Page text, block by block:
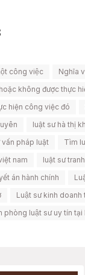
công việc
Nghĩa
không được thực
hiện công việc đó
luật sư hà thị
vấn pháp luật Tìm
nam luật sư
án hành chính
Luật sư kinh doanh
phòng luật sư uy tín tại